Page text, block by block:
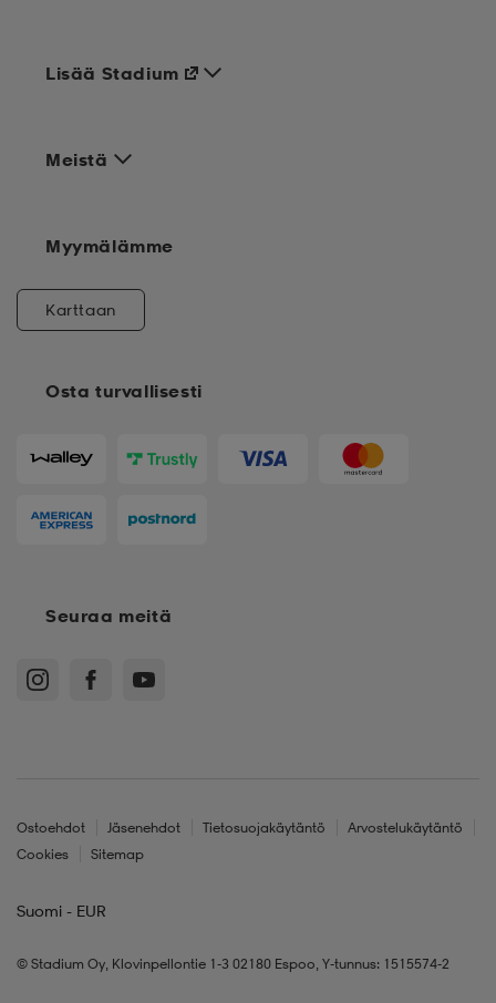
Meistä
Osta turvallisesti
Lisää Stadium
Myymälämme
Karttaan
Seuraa meitä
Ostoehdot Jäsenehdot Tietosuojakäytäntö
Arvostelukäytäntö
Cookies
Sitemap
Suomi - EUR
© Stadium Oy, Klovinpellontie 1-3 02180 Espoo, Y-tunnus: 1515574-2